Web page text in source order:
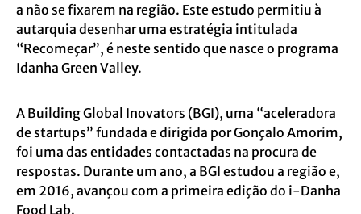
a não se fixarem na região. Este estudo permitiu à
autarquia desenhar uma estratégia intitulada
“Recomeçar”, é neste sentido que nasce o programa
Idanha Green Valley.
A Building Global Inovators (BGI), uma “aceleradora
de startups” fundada e dirigida por Gonçalo Amorim,
foi uma das entidades contactadas na procura de
respostas. Durante um ano, a BGI estudou a região e,
em 2016, avançou com a primeira edição do i-Danha
Food Lab.